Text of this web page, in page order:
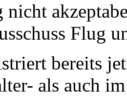
nicht
Flug
bereits
als auch